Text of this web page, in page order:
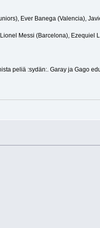
Ever Banega (Valencia),
Messi (Barcelona), Ezequiel
peliä :sydän:. Garay ja Gago